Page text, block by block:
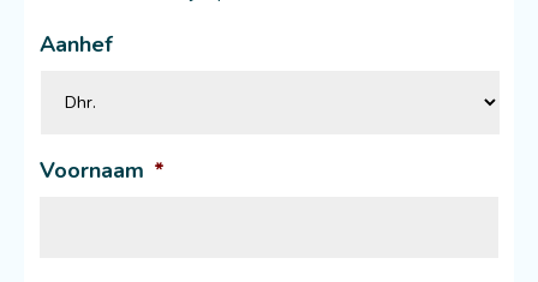
Aanhef
Voornaam *